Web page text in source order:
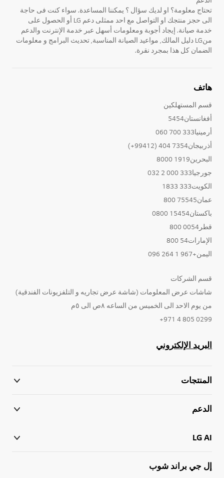
تحتاج معلومة؟ او لديك سؤال ؟ يمكننا المساعدة. سواء كنت فى حاجة
الى حجز منتجك او التواصل مع احد ممثلى دعم LG أو الحصول على
خدمة صيانة. إيجاد أجوبة ومعلومات أسهل عبر خدمة الإنترنت والدعم
منLG دليل المالك, مواعيد الصيانة المناسبة, تحديث البرامج و معلومات
الضمان كل هذا بمجرد نقرة.
هاتف
قسم المستهلكين
أفغانستان5454
أرمينيا333 700 060
أذربيجان7354 404 (99412+)
البحرين1919 8000
جورجيا333 000 2 032
الكويت333 1833
عمان75545 800
باكستان15454 0800
قطر0054 800
الإمارات54 800
اليمن+967 1 264 096
قسم الشركات
شاشات عرض المعلومات (شاشة عرض تجاريه و التلفزيونات الفندقية)
من يوم الاحد الى الخميس من الساعه ٨ص الى ٥م
0299 805 4 971+
البريد الإلكتروني
المنتجات
الدعم
LG AI
إل جي براند شوب